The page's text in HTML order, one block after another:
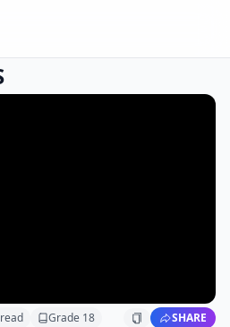
Grade 18 SHARE